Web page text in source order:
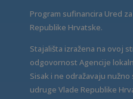
Program sufinancira Ured
Republike Hrvatske.
Stajališta izražena na ovoj
odgovornost Agencije
Sisak i ne odražavaju
udruge Vlade Republike